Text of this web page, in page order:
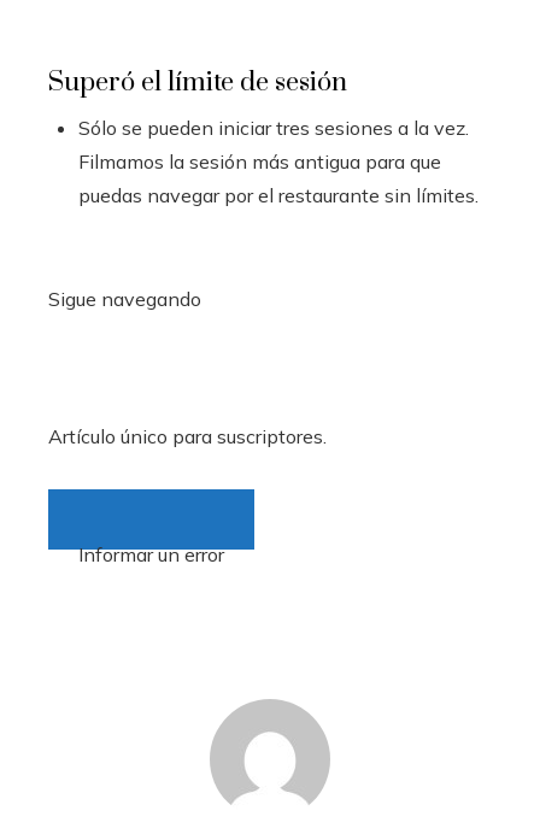
Superó el límite de sesión
Sólo se pueden iniciar tres sesiones a la vez.
Filmamos la sesión más antigua para que
puedas navegar por el restaurante sin límites.
Sigue navegando
Artículo único para suscriptores.
Informar un error